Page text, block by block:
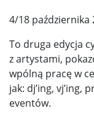
4/18 października
To druga edycja
z artystami,
wpólną pracę w
jak: dj’ing, vj’ing,
eventów.